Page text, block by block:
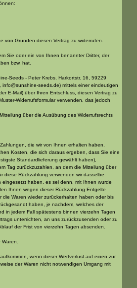
von Gründen diesen Vertrag zu widerrufen.
Sie oder ein von Ihnen benannter Dritter, der
bzw. hat.
Seeds - Peter Krebs, Harkortstr. 16, 59229
seeds.de) mittels einer eindeutigen
E-Mail) über Ihren Entschluss, diesen Vertrag zu
Widerrufsformular verwenden, das jedoch
über die Ausübung des Widerrufsrechts
die wir von Ihnen erhalten haben,
Kosten, die sich daraus ergeben, dass Sie eine
Standardlieferung gewählt haben),
Tag zurückzuzahlen, an dem die Mitteilung über
diese Rückzahlung verwenden wir dasselbe
haben, es sei denn, mit Ihnen wurde
Ihnen wegen dieser Rückzahlung Entgelte
Waren wieder zurückerhalten haben oder bis
haben, je nachdem, welches der
in jedem Fall spätestens binnen vierzehn Tagen
unterrichten, an uns zurückzusenden oder zu
der Frist von vierzehn Tagen absenden.
wenn dieser Wertverlust auf einen zur
der Waren nicht notwendigen Umgang mit